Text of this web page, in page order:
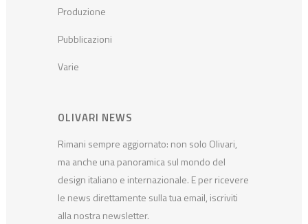
Produzione
Pubblicazioni
Varie
OLIVARI NEWS
Rimani sempre aggiornato: non solo Olivari,
ma anche una panoramica sul mondo del
design italiano e internazionale. E per ricevere
le news direttamente sulla tua email, iscriviti
alla nostra newsletter.